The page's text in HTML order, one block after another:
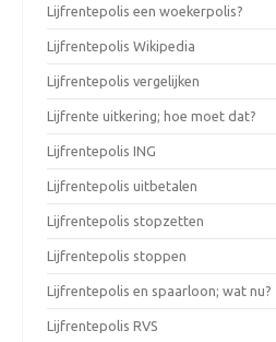
Lijfrentepolis een woekerpolis?
Lijfrentepolis Wikipedia
Lijfrentepolis vergelijken
Lijfrente uitkering; hoe moet dat?
Lijfrentepolis ING
Lijfrentepolis uitbetalen
Lijfrentepolis stopzetten
Lijfrentepolis stoppen
Lijfrentepolis en spaarloon; wat nu?
Lijfrentepolis RVS